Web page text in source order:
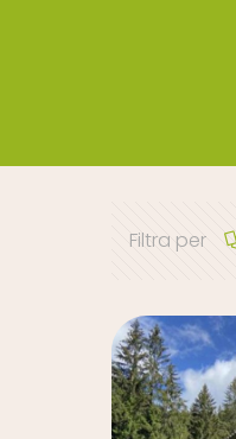
Filtra per